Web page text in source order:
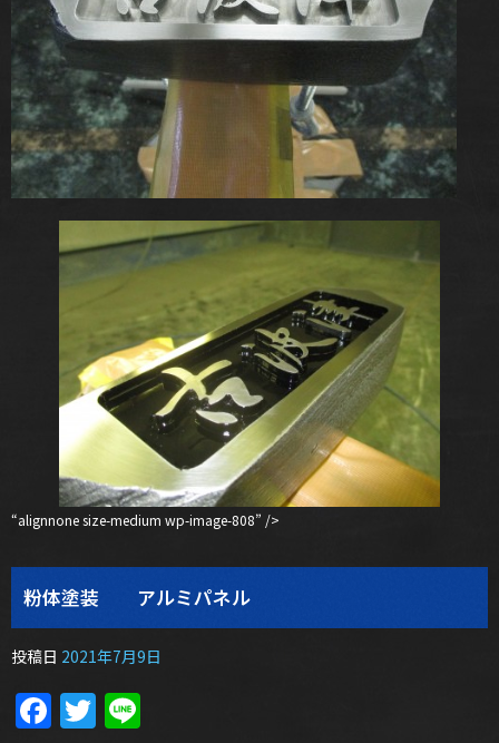
“alignnone size-medium wp-image-808” />
粉体塗装 アルミパネル
投稿日 2021年7月9日
Facebook
Twitter